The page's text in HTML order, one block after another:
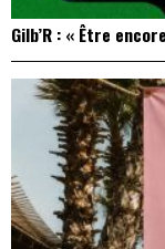
Gilb’R : « Être